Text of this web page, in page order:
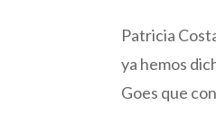
Patricia
ya hemos
Goes que